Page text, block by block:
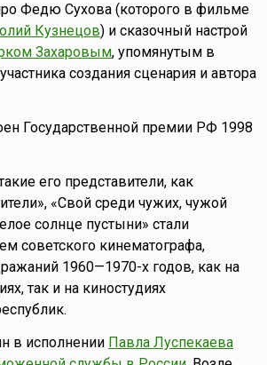
Федю Сухова (которого в фильме
Кузнецов) и сказочный настрой
Захаровым, упомянутым в
создания сценария и автора
Государственной премии РФ 1998
его представители, как
«Свой среди чужих, чужой
солнце пустыни» стали
советского кинематографа,
1960—1970-х годов, как на
так и на киностудиях
в исполнении Павла Луспекаева